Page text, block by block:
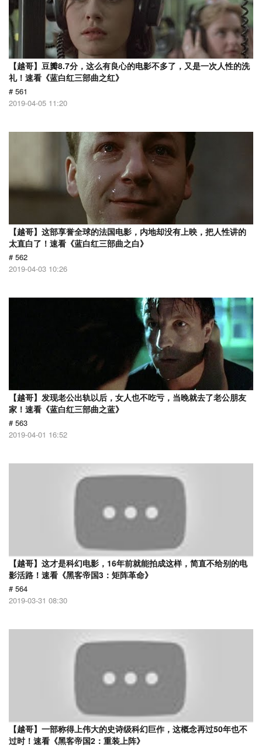
【越哥】豆瓣8.7分，这么有良心的电影不多了，又是一次人性的洗
礼！速看《蓝白红三部曲之红》
# 561
2019-04-05 11:20
【越哥】这部享誉全球的法国电影，内地却没有上映，把人性讲的
太直白了！速看《蓝白红三部曲之白》
# 562
2019-04-03 10:26
【越哥】发现老公出轨以后，女人也不吃亏，当晚就去了老公朋友
家！速看《蓝白红三部曲之蓝》
# 563
2019-04-01 16:52
【越哥】这才是科幻电影，16年前就能拍成这样，简直不给别的电
影活路！速看《黑客帝国3：矩阵革命》
# 564
2019-03-31 08:30
【越哥】一部称得上伟大的史诗级科幻巨作，这概念再过50年也不
过时！速看《黑客帝国2：重装上阵》